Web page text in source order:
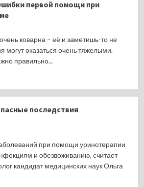
первой помощи при
коварна – её и заметишь-то не
могут оказаться очень тяжелыми.
правильно...
последствия
при помощи уринотерапии
и обезвоживанию, считает
кандидат медицинских наук Ольга